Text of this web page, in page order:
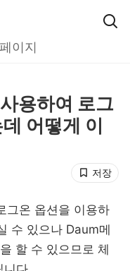
이지
용하여 로그
어떻게 이
저장
그온 옵션을 이용하
수 있으나 Daum메
할 수 있으므로 체